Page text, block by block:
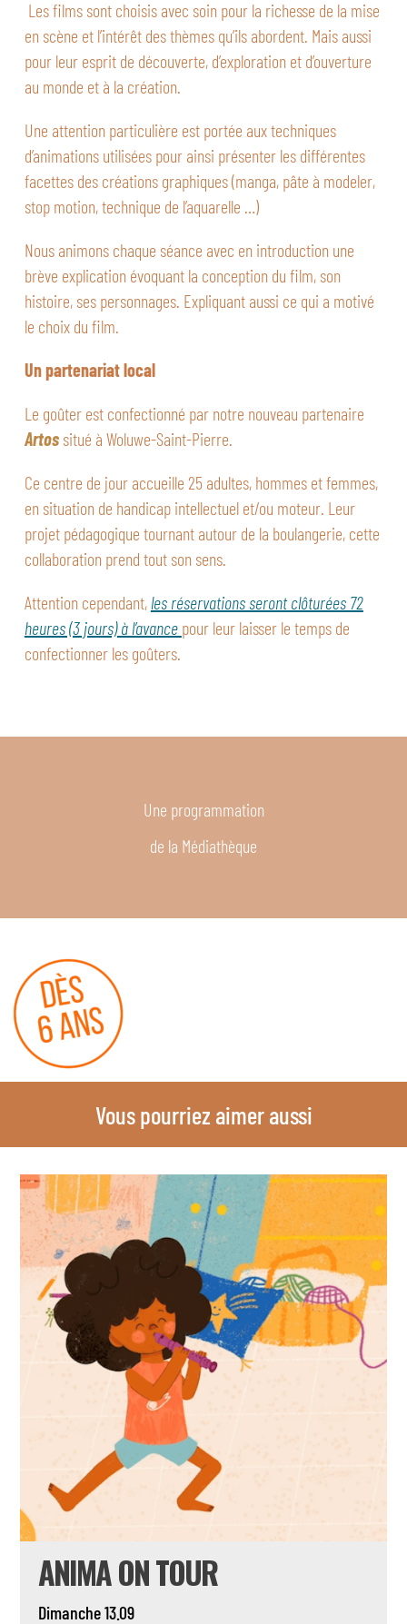
Les films sont choisis avec soin pour la richesse de la mise
en scène et l’intérêt des thèmes qu’ils abordent. Mais aussi
pour leur esprit de découverte, d’exploration et d’ouverture
au monde et à la création.
Une attention particulière est portée aux techniques
d’animations utilisées pour ainsi présenter les différentes
facettes des créations graphiques (manga, pâte à modeler,
stop motion, technique de l’aquarelle …)
Nous animons chaque séance avec en introduction une
brève explication évoquant la conception du film, son
histoire, ses personnages. Expliquant aussi ce qui a motivé
le choix du film.
Un partenariat local
Le goûter est confectionné par notre nouveau partenaire
Artos situé à Woluwe-Saint-Pierre.
Ce centre de jour accueille 25 adultes, hommes et femmes,
en situation de handicap intellectuel et/ou moteur. Leur
projet pédagogique tournant autour de la boulangerie, cette
collaboration prend tout son sens.
Attention cependant, les réservations seront clôturées 72
heures (3 jours) à l’avance pour leur laisser le temps de
confectionner les goûters.
Une programmation
de la Médiathèque
Vous pourriez aimer aussi
ANIMA ON TOUR
Dimanche 13.09